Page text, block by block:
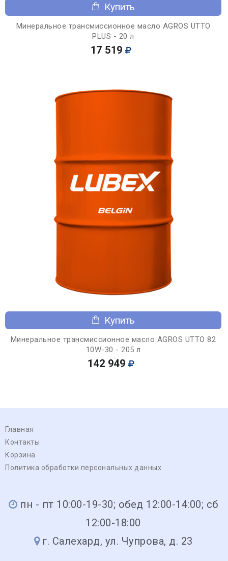
Купить
Минеральное трансмиссионное масло AGROS UTTO
PLUS - 20 л
17 519
Купить
Минеральное трансмиссионное масло AGROS UTTO 82
10W-30 - 205 л
142 949
Главная
Контакты
Корзина
Политика обработки персональных данных
пн - пт 10:00-19-30; обед 12:00-14:00; сб
12:00-18:00
г. Салехард, ул. Чупрова, д. 23